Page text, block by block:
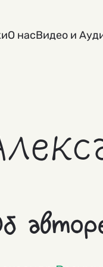
О насВидео и